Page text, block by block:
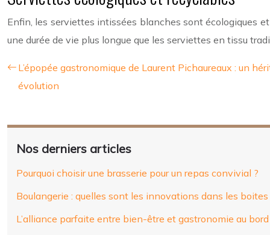
Enfin, les serviettes intissées blanches sont écologiques
une durée de vie plus longue que les serviettes en tissu
L’épopée gastronomique de Laurent Pichaureaux : un
évolution
Nos derniers articles
Pourquoi choisir une brasserie pour un repas convivial ?
Boulangerie : quelles sont les innovations dans les
L’alliance parfaite entre bien-être et gastronomie au bord